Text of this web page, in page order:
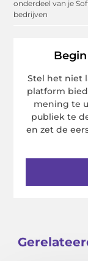
onderdeel van je
bedrijven
Stel het niet
platform
mening te
publiek te
en zet de